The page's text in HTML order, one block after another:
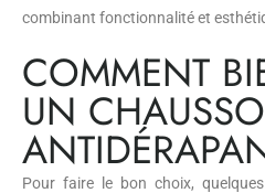
combinant fonctionnalité et
COMMENT
UN
Pour faire le bon choix,